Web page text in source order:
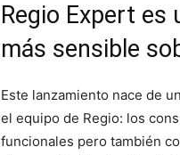
Regio Expert
más sensible
Este lanzamiento nace de
el equipo de Regio: los
funcionales pero también